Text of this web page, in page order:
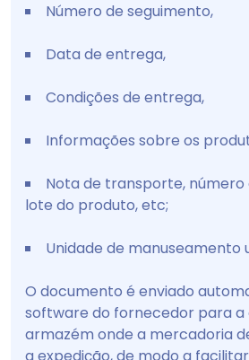
Número de seguimento,
Data de entrega,
Condições de entrega,
Informações sobre os
Nota de transporte, número
lote do produto, etc;
Unidade de manuseamento
O documento é enviado
software do fornecedor para a
armazém onde a mercadoria